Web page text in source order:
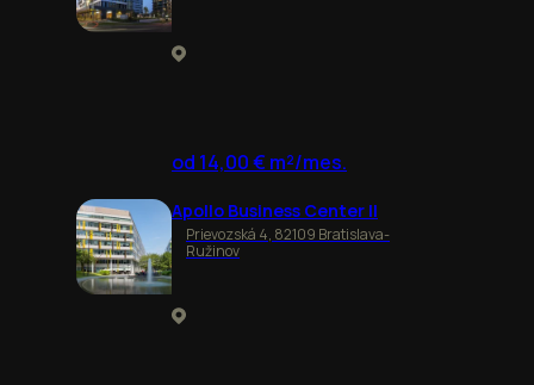
od 14,00 € m²/mes.
Apollo Business Center II
Prievozská 4, 82109 Bratislava-
Ružinov